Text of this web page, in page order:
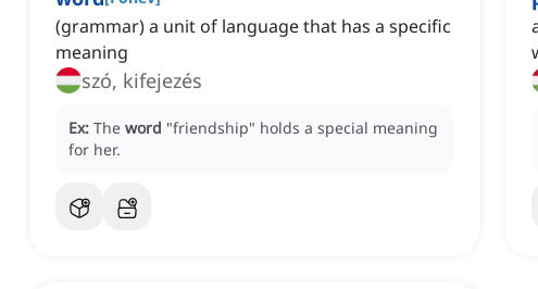
(grammar) a unit of language that has a specific
meaning
szó, kifejezés
Ex: The word "friendship" holds a special meaning
for her.